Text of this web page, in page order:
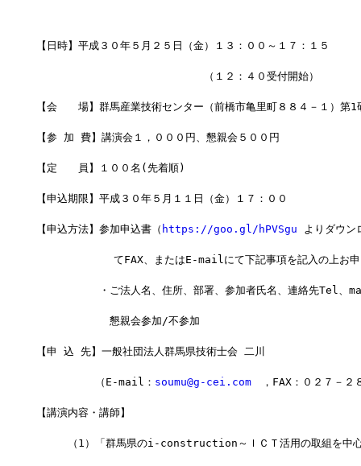
【日時】平成３０年５月２５日（金）１３：００～１７：１５
（１２：４０受付開始）
【会　　場】群馬産業技術センター（前橋市亀里町８８４－１）第1
【参 加 費】講演会１，０００円、懇親会５００円
【定　　員】１００名(先着順)
【申込期限】平成３０年５月１１日（金）１７：００
【申込方法】参加申込書（ https://goo.gl/hPVSgu よりダウン
てFAX、またはE-mailにて下記事項を記入の上お申
・ご法人名、住所、部署、参加者氏名、連絡先Tel、
懇親会参加/不参加
【申 込 先】一般社団法人群馬県技術士会 二川
（E-mail： soumu@g-cei.com ，FAX：０２７－２
【講演内容・講師】
（1）「群馬県のi-construction～ＩＣＴ活用の取組を中心